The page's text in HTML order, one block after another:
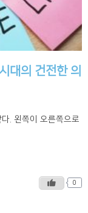
대의 건전한 의
. 왼쪽이 오른쪽으로
0